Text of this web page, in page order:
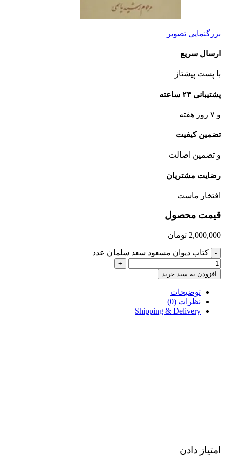
بزرگنمایی تصویر
ارسال سریع
با پست پیشتاز
پشتیبانی ۲۴ ساعته
و ۷ روز هفته
تضمین کیفیت
و تضمین اصالت
رضایت مشتریان
افتخار ماست
قیمت محصول
2,000,000 تومان
- کتاب دیوان مسعود سعد سلمان عدد
+
افزودن به سبد خرید
توضیحات
نظرات (0)
Shipping & Delivery
امتیاز دادن